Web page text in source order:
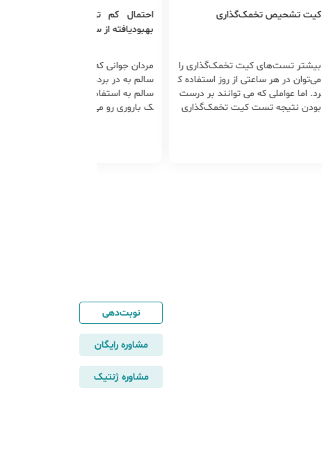
کیت تشحیص تخمک‌گذاری
بیشتر تست‌های کیت تخمک‌گذاری را
می‌توان در هر ساعتی از روز استفاده ک
رد. اما عواملی که می توانند بر درست
بودن نتیجه تست کیت تخمک‌گذاری
احتمال کم تولید مثل در مردان
بهبودیافته از سرطان
مردان جوانی که از بیماری سرطان جان
سالم به در برده اند، سه برابر مردان
سالم به استفاده از تکنولوژی های کم
ک باروری رو می آورند تا بتوانند بچه
نوبت‌دهی
مشاوره رایگان
مشاوره ژنتیک